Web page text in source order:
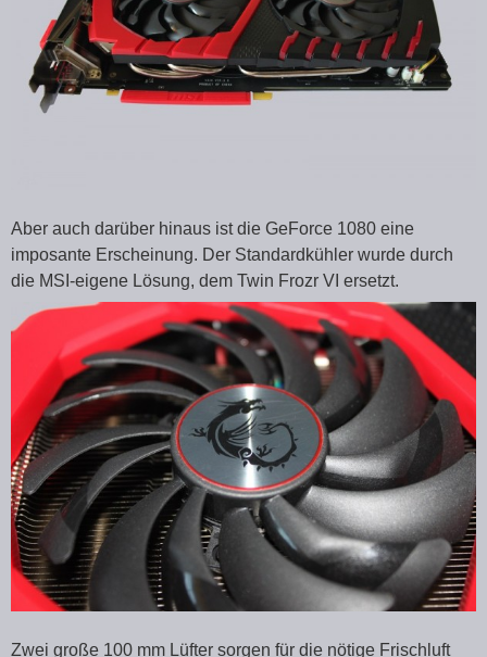
Aber auch darüber hinaus ist die GeForce 1080 eine
imposante Erscheinung. Der Standardkühler wurde durch
die MSI-eigene Lösung, dem Twin Frozr VI ersetzt.
Zwei große 100 mm Lüfter sorgen für die nötige Frischluft